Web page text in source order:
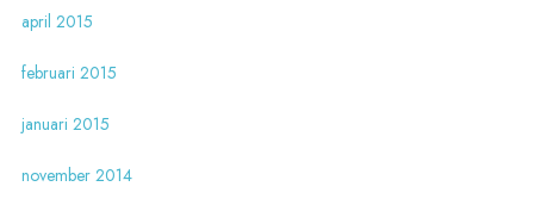
april 2015
februari 2015
januari 2015
november 2014